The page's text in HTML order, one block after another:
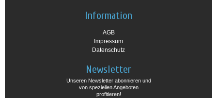
Information
AGB
Impressum
Datenschutz
Newsletter
Unseren Newsletter abonnieren und
von speziellen Angeboten
profitieren!